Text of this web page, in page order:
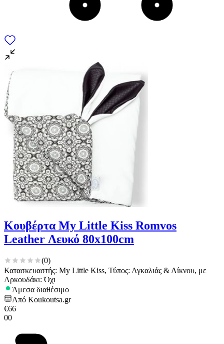
Κουβέρτα My Little Kiss Romvos
Leather Λευκό 80x100cm
(0)
Κατασκευαστής: My Little Kiss, Τύπος: Αγκαλιάς & Λίκνου, με
Αρκουδάκι: Όχι
Άμεσα διαθέσιμο
Από Koukoutsa.gr
€66
00